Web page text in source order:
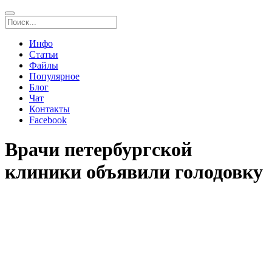
Инфо
Статьи
Файлы
Популярное
Блог
Чат
Контакты
Facebook
Врачи петербургской
клиники объявили голодовку